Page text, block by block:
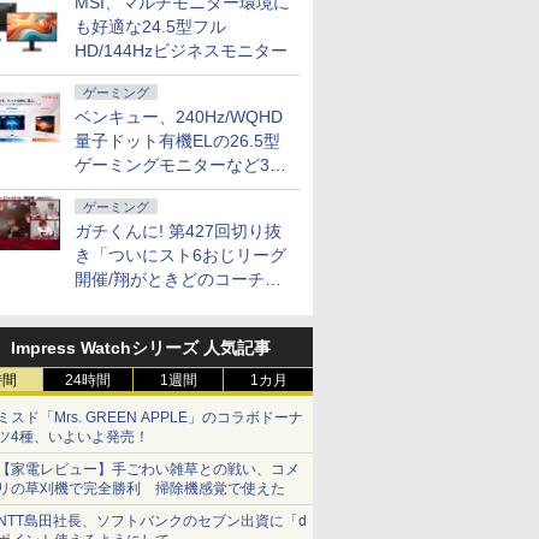
も好適な24.5型フル
HD/144Hzビジネスモニター
ゲーミング
ベンキュー、240Hz/WQHD
量子ドット有機ELの26.5型
ゲーミングモニターなど3機
種
ゲーミング
ガチくんに! 第427回切り抜
き「ついにスト6おじリーグ
開催/翔がときどのコーチ就
Impress Watchシリーズ 人気記事
24時間 1週間 1カ月
スド「Mrs. GREEN APPLE」のコラボドーナ
4種、いよいよ発売！
家電レビュー】手ごわい雑草との戦い、コメ
の草刈機で完全勝利 掃除機感覚で使えた
島田社長、ソフトバンクのセブン出資に「d